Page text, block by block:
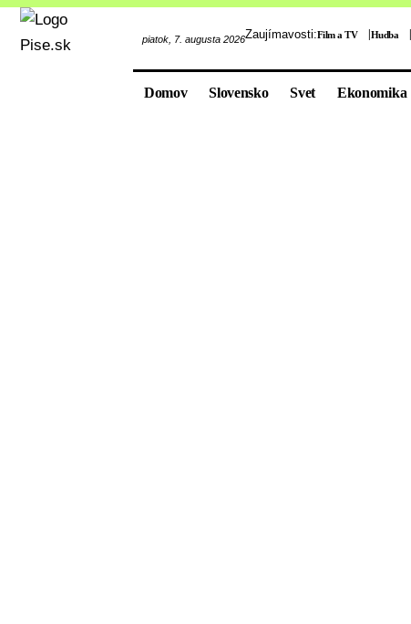
piatok, 7. augusta 2026Zaujímavosti:Film a TV Hudba
Domov Slovensko Svet Ekonomika